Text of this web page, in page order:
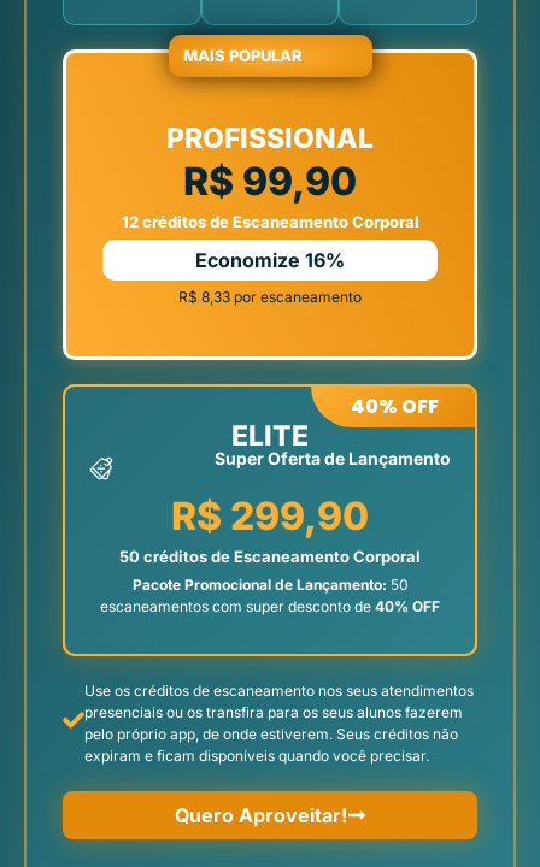
MAIS POPULAR
PROFISSIONAL
R$ 99,90
12 créditos de Escaneamento Corporal
Economize 16%
R$ 8,33 por escaneamento
40% OFF
ELITE
Super Oferta de Lançamento
R$ 299,90
50 créditos de Escaneamento Corporal
Pacote Promocional de Lançamento: 50
escaneamentos com super desconto de 40% OFF
Use os créditos de escaneamento nos seus atendimentos
presenciais ou os transfira para os seus alunos fazerem
pelo próprio app, de onde estiverem. Seus créditos não
expiram e ficam disponíveis quando você precisar.
Quero Aproveitar!